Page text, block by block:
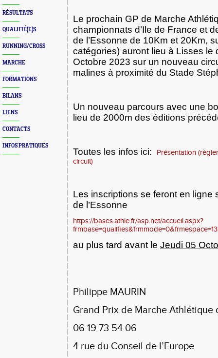
RÉSULTATS
QUALIFIÉ(E)S
RUNNING/CROSS
MARCHE
FORMATIONS
BILANS
LIENS
CONTACTS
INFOS PRATIQUES
Le prochain GP de Marche
championnats d’Ile de France et
de l’Essonne de 10Km et 20Km,
catégories) auront lieu à Lisses le
Octobre 2023 sur un nouveau
malines à proximité du Stade
Un nouveau parcours avec une
lieu de 2000m des éditions
Toutes les infos ici:
Présentation
circuit)
Les inscriptions se feront en ligne
de l’Essonne
https://bases.athle.fr/asp.net/accueil.aspx?
au plus tard avant le Jeudi 05
Philippe MAURIN
Grand Prix de Marche Athlétique
06 19 73 54 06
4 rue du Conseil de l’Europe